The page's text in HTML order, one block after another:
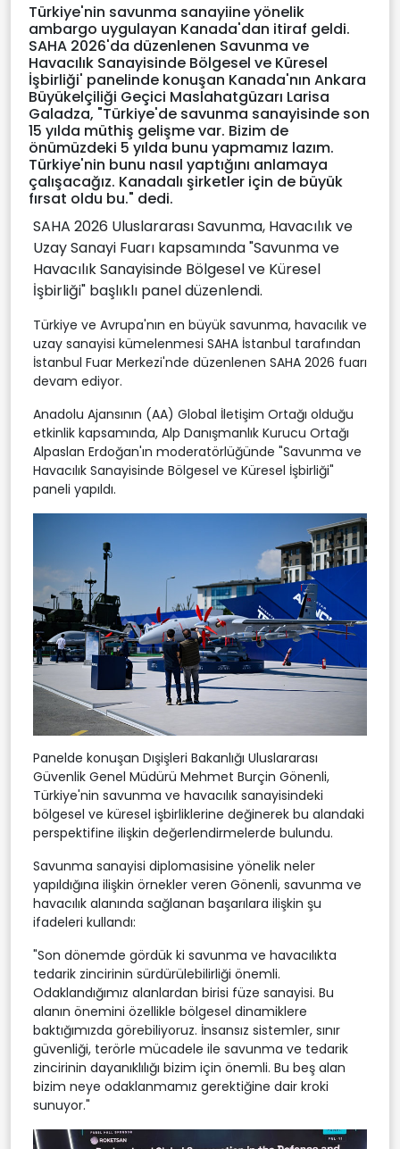
Türkiye'nin savunma sanayiine yönelik
ambargo uygulayan Kanada'dan itiraf geldi.
SAHA 2026'da düzenlenen Savunma ve
Havacılık Sanayisinde Bölgesel ve Küresel
İşbirliği' panelinde konuşan Kanada'nın Ankara
Büyükelçiliği Geçici Maslahatgüzarı Larisa
Galadza, "Türkiye'de savunma sanayisinde son
15 yılda müthiş gelişme var. Bizim de
önümüzdeki 5 yılda bunu yapmamız lazım.
Türkiye'nin bunu nasıl yaptığını anlamaya
çalışacağız. Kanadalı şirketler için de büyük
fırsat oldu bu." dedi.
SAHA 2026 Uluslararası Savunma, Havacılık ve
Uzay Sanayi Fuarı kapsamında "Savunma ve
Havacılık Sanayisinde Bölgesel ve Küresel
İşbirliği" başlıklı panel düzenlendi.
Türkiye ve Avrupa'nın en büyük savunma, havacılık ve
uzay sanayisi kümelenmesi SAHA İstanbul tarafından
İstanbul Fuar Merkezi'nde düzenlenen SAHA 2026 fuarı
devam ediyor.
Anadolu Ajansının (AA) Global İletişim Ortağı olduğu
etkinlik kapsamında, Alp Danışmanlık Kurucu Ortağı
Alpaslan Erdoğan'ın moderatörlüğünde "Savunma ve
Havacılık Sanayisinde Bölgesel ve Küresel İşbirliği"
paneli yapıldı.
Panelde konuşan Dışişleri Bakanlığı Uluslararası
Güvenlik Genel Müdürü Mehmet Burçin Gönenli,
Türkiye'nin savunma ve havacılık sanayisindeki
bölgesel ve küresel işbirliklerine değinerek bu alandaki
perspektifine ilişkin değerlendirmelerde bulundu.
Savunma sanayisi diplomasisine yönelik neler
yapıldığına ilişkin örnekler veren Gönenli, savunma ve
havacılık alanında sağlanan başarılara ilişkin şu
ifadeleri kullandı:
"Son dönemde gördük ki savunma ve havacılıkta
tedarik zincirinin sürdürülebilirliği önemli.
Odaklandığımız alanlardan birisi füze sanayisi. Bu
alanın önemini özellikle bölgesel dinamiklere
baktığımızda görebiliyoruz. İnsansız sistemler, sınır
güvenliği, terörle mücadele ile savunma ve tedarik
zincirinin dayanıklılığı bizim için önemli. Bu beş alan
bizim neye odaklanmamız gerektiğine dair kroki
sunuyor."